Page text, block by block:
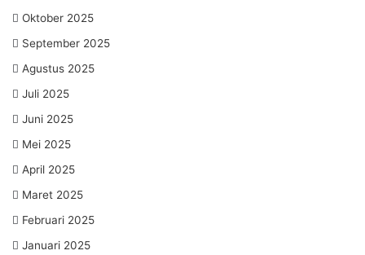
Oktober 2025
September 2025
Agustus 2025
Juli 2025
Juni 2025
Mei 2025
April 2025
Maret 2025
Februari 2025
Januari 2025